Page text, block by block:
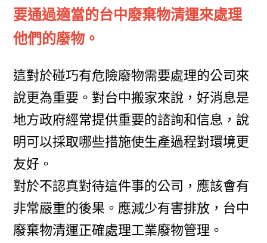
要通過適當的台中廢棄物清運來處理
他們的廢物。
這對於碰巧有危險廢物需要處理的公司來
說更為重要。對台中搬家來說，好消息是
地方政府經常提供重要的諮詢和信息，說
明可以採取哪些措施使生產過程對環境更
友好。
對於不認真對待這件事的公司，應該會有
非常嚴重的後果。應減少有害排放，台中
廢棄物清運正確處理工業廢物管理。